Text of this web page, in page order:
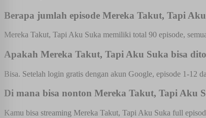
Berapa jumlah episode Mereka Takut, Tapi
Mereka Takut, Tapi Aku Suka memiliki total 90 episode,
Apakah Mereka Takut, Tapi Aku Suka bisa
Bisa. Setelah login gratis dengan akun Google, episode 1-12
Di mana bisa nonton Mereka Takut, Tapi Aku
Kamu bisa streaming Mereka Takut, Tapi Aku Suka full